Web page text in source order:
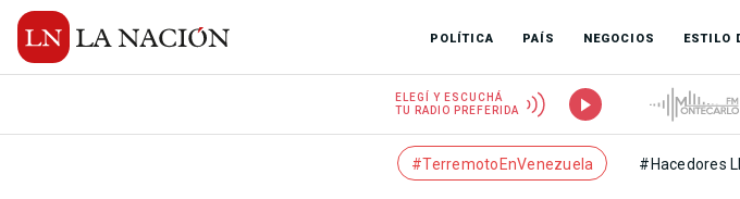
POLÍTICA PAÍS NEGOCIOS ESTILO
ELEGÍ Y ESCUCHÁ
TU RADIO PREFERIDA
#TerremotoEnVenezuela #Hacedores